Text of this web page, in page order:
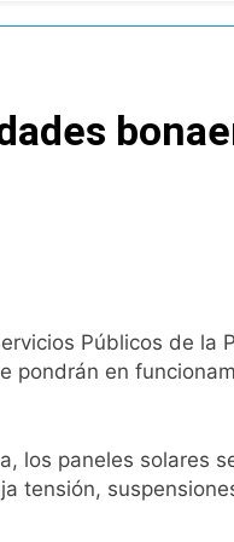
como «delincuentes
los argentinos
hubo detenidos y
Públicos de la
pondrán en
los paneles solares
tensión,